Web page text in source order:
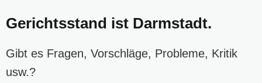
Gerichtsstand ist Darmstadt.
Gibt es Fragen, Vorschläge, Probleme, Kritik
usw.?